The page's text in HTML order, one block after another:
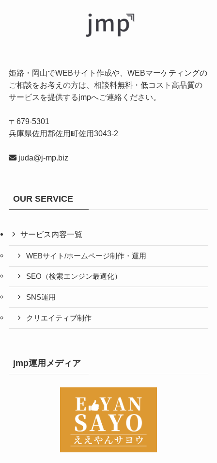
姫路・岡山でWEBサイト作成や、WEBマーケティングの
ご相談をお考えの方は、相談料無料・低コスト高品質の
サービスを提供するjmpへご連絡ください。
〒679-5301
兵庫県佐用郡佐用町佐用3043-2
juda@j-mp.biz
OUR SERVICE
サービス内容一覧
WEBサイト/ホームページ制作・運用
SEO（検索エンジン最適化）
SNS運用
クリエイティブ制作
jmp運用メディア